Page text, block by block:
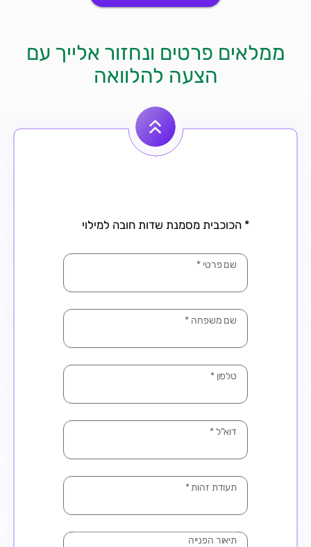
ממלאים פרטים ונחזור אלייך עם
הצעה להלוואה
* הכוכבית מסמנת שדות חובה למילוי
שם פרטי *
שם משפחה *
טלפון*
דוא"ל*
תעודת זהות*
עירתיאור הפנייה